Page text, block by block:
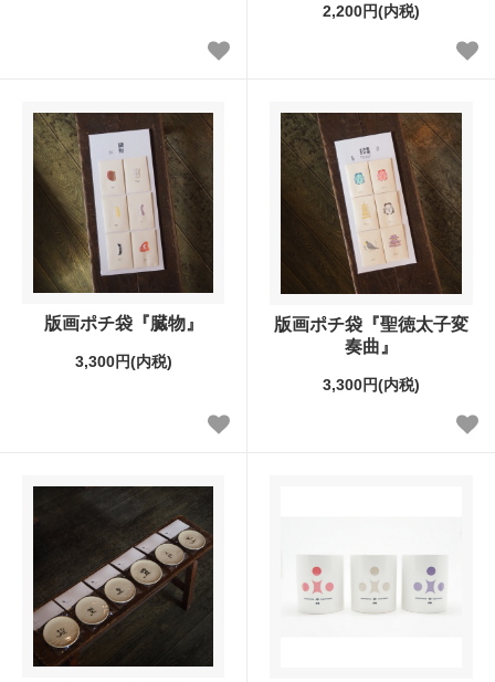
2,200円(内税)
版画ポチ袋『臓物』
3,300円(内税)
版画ポチ袋『聖徳太子変
奏曲』
3,300円(内税)